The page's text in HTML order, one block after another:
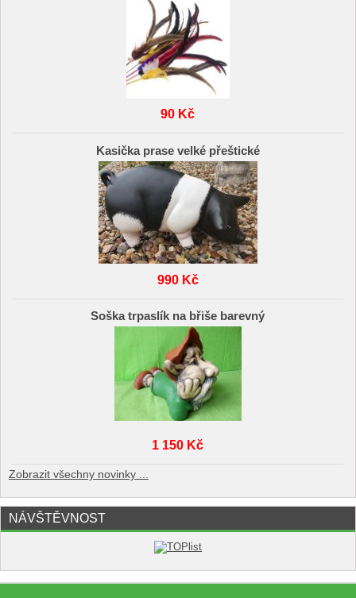
90 Kč
Kasička prase velké přeštické
990 Kč
Soška trpaslík na břiše barevný
1 150 Kč
Zobrazit všechny novinky ...
NÁVŠTĚVNOST